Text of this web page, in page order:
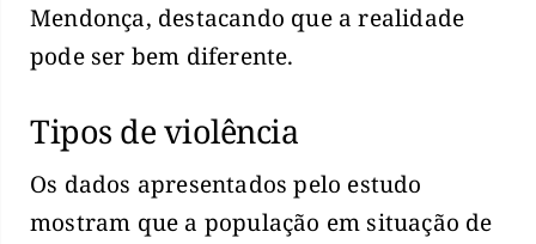
Mendonça, destacando que a realidade
pode ser bem diferente.
Tipos de violência
Os dados apresentados pelo estudo
mostram que a população em situação de